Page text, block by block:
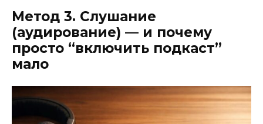
Метод 3. Слушание
(аудирование) — и почему
просто “включить подкаст”
мало